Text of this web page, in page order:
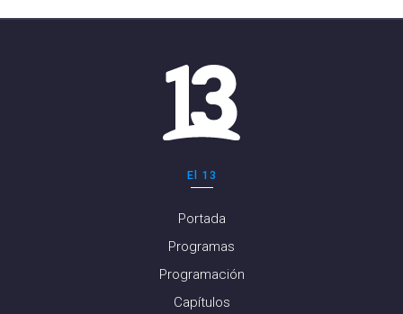
El 13
Portada
Programas
Programación
Capítulos